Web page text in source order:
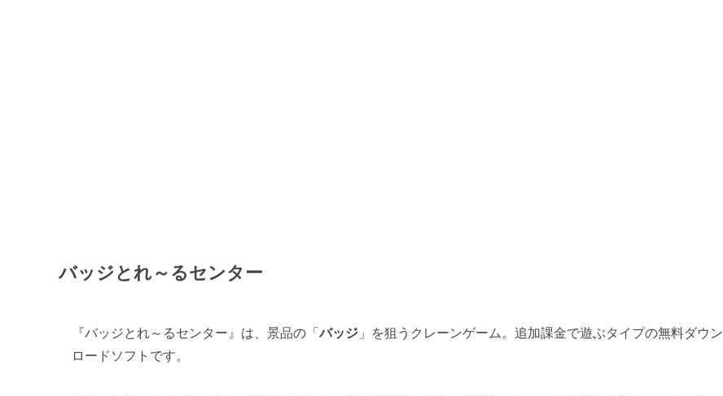
バッジとれ～るセンター
『バッジとれ～るセンター』は、景品の「バッジ 」を狙うクレーンゲーム。追加課金で遊ぶタイプの無料ダウン
ロードソフトです。